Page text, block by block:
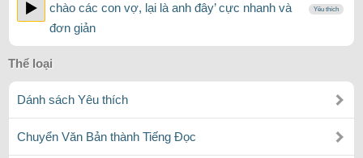
chào các con vợ, lại là anh đây’ cực nhanh và
đơn giản
Yêu thích
Thể loại
Dánh sách Yêu thích
Chuyển Văn Bản thành Tiếng Đọc